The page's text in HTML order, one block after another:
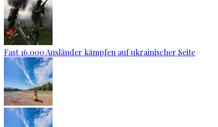
Fast 16.000 Ausländer kämpfen auf ukrainischer Seite